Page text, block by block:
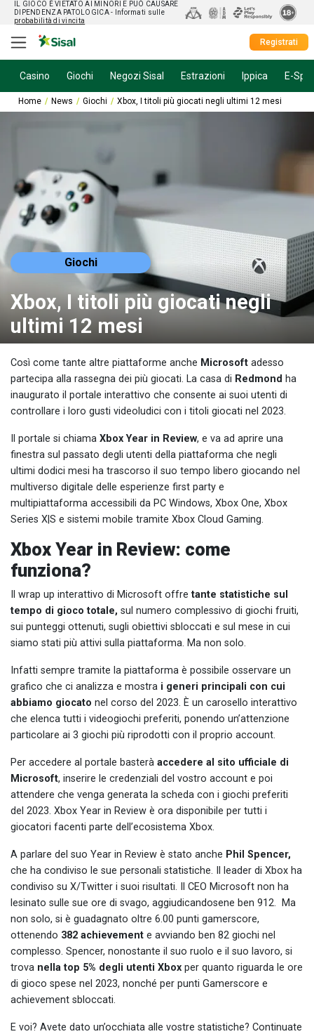
IL GIOCO È VIETATO AI MINORI E PUÒ CAUSARE
DIPENDENZA PATOLOGICA - Informati sulle
probabilità di vincita
Registrati
Casino Giochi Negozi Sisal Estrazioni Ippica E-
Home News Giochi Xbox, I titoli più giocati negli ultimi 12 mesi
Giochi
Xbox, I titoli più giocati negli
ultimi 12 mesi
Così come tante altre piattaforme anche Microsoft adesso
partecipa alla rassegna dei più giocati. La casa di Redmond ha
inaugurato il portale interattivo che consente ai suoi utenti di
controllare i loro gusti videoludici con i titoli giocati nel 2023.
Il portale si chiama Xbox Year in Review, e va ad aprire una
finestra sul passato degli utenti della piattaforma che negli
ultimi dodici mesi ha trascorso il suo tempo libero giocando nel
multiverso digitale delle esperienze first party e
multipiattaforma accessibili da PC Windows, Xbox One, Xbox
Series X|S e sistemi mobile tramite Xbox Cloud Gaming.
Xbox Year in Review: come
funziona?
Il wrap up interattivo di Microsoft offretante statistiche sul
tempo di gioco totale, sul numero complessivo di giochi fruiti,
sui punteggi ottenuti, sugli obiettivi sbloccati e sul mese in cui
siamo stati più attivi sulla piattaforma. Ma non solo.
Infatti sempre tramite la piattaforma è possibile osservare un
grafico che ci analizza e mostra i generi principali con cui
abbiamo giocato nel corso del 2023. È un carosello interattivo
che elenca tutti i videogiochi preferiti, ponendo un’attenzione
particolare ai 3 giochi più riprodotti con il proprio account.
Per accedere al portale basterà accedere al sito ufficiale di
Microsoft, inserire le credenziali del vostro account e poi
attendere che venga generata la scheda con i giochi preferiti
del 2023. Xbox Year in Review è ora disponibile per tutti i
giocatori facenti parte dell’ecosistema Xbox.
A parlare del suo Year in Review è stato anche Phil Spencer,
che ha condiviso le sue personali statistiche. Il leader di Xbox ha
condiviso su X/Twitter i suoi risultati. Il CEO Microsoft non ha
lesinato sulle sue ore di svago, aggiudicandosene ben 912. Ma
non solo, si è guadagnato oltre 6.00 punti gamerscore,
ottenendo 382 achievement e avviando ben 82 giochi nel
complesso. Spencer, nonostante il suo ruolo e il suo lavoro, si
trova nella top 5% degli utenti Xbox per quanto riguarda le ore
di gioco spese nel 2023, nonché per punti Gamerscore e
achievement sbloccati.
E voi? Avete dato un’occhiata alle vostre statistiche? Continuate